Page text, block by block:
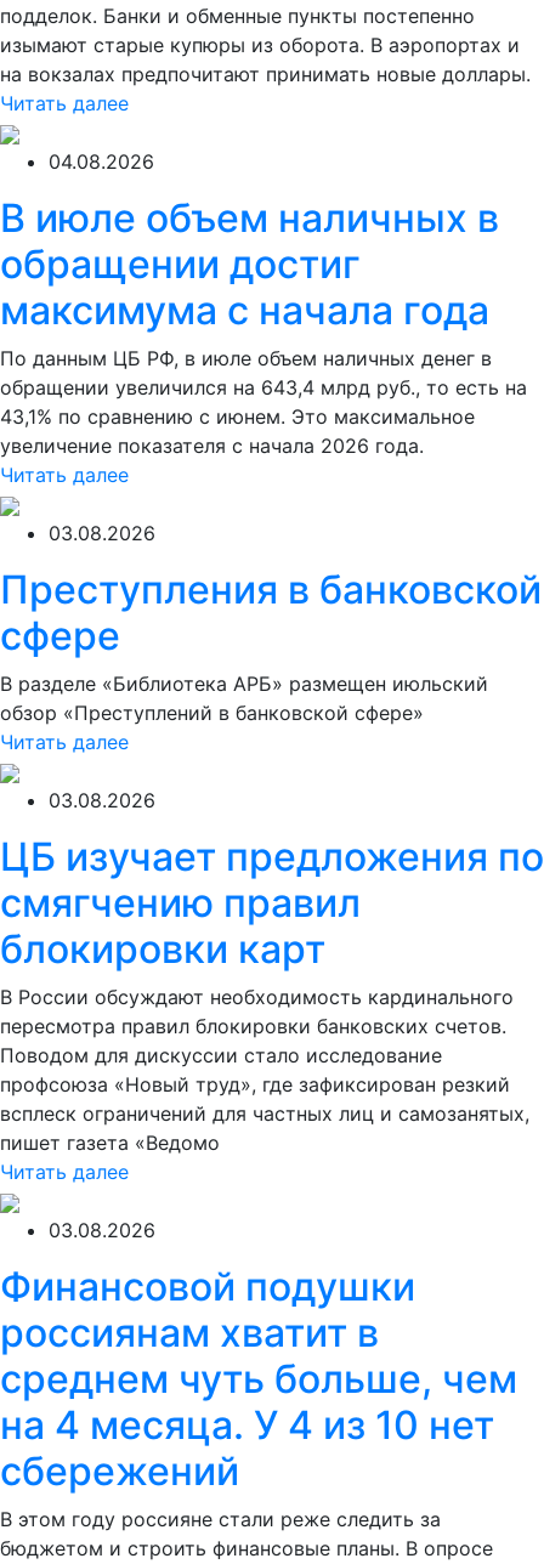
подделок. Банки и обменные пункты постепенно
изымают старые купюры из оборота. В аэропортах и
на вокзалах предпочитают принимать новые доллары.
Читать далее
04.08.2026
В июле объем наличных в
обращении достиг
максимума с начала года
По данным ЦБ РФ, в июле объем наличных денег в
обращении увеличился на 643,4 млрд руб., то есть на
43,1% по сравнению с июнем. Это максимальное
увеличение показателя с начала 2026 года.
Читать далее
03.08.2026
Преступления в банковской
сфере
В разделе «Библиотека АРБ» размещен июльский
обзор «Преступлений в банковской сфере»
Читать далее
03.08.2026
ЦБ изучает предложения по
смягчению правил
блокировки карт
В России обсуждают необходимость кардинального
пересмотра правил блокировки банковских счетов.
Поводом для дискуссии стало исследование
профсоюза «Новый труд», где зафиксирован резкий
всплеск ограничений для частных лиц и самозанятых,
пишет газета «Ведомо
Читать далее
03.08.2026
Финансовой подушки
россиянам хватит в
среднем чуть больше, чем
на 4 месяца. У 4 из 10 нет
сбережений
В этом году россияне стали реже следить за
бюджетом и строить финансовые планы. В опросе